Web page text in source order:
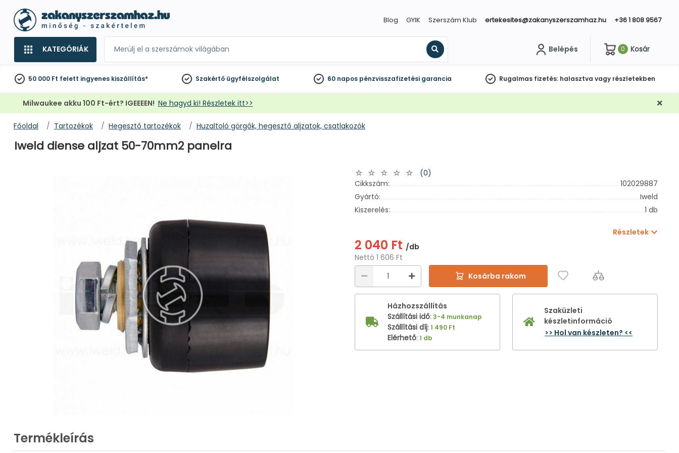
Blog GYIK Szerszám Klub ertekesites@zakanyszerszamhaz.hu +36 1 808 9567
KATEGÓRIÁK
Keresés
Belépés 0 Kosár
50 000 Ft felett ingyenes kiszállítás* Szakértő ügyfélszolgálat 60 napos pénzvisszafizetési garancia Rugalmas fizetés: halasztva vagy részletekben
Milwaukee akku 100 Ft-ért? IGEEEEN! Ne hagyd ki! Részletek itt>>
Főoldal Tartozékok Hegesztő tartozékok Huzaltoló görgők, hegesztő aljzatok, csatlakozók
Iweld diense aljzat 50-70mm2 panelra
(0)
Cikkszám:
102029887
Gyártó:
Iweld
Kiszerelés:
1 db
Részletek
2 040 Ft /db
Nettó 1 606 Ft
Kosárba rakom
Házhozszállítás
Szállítási idő:3-4 munkanap
Szállítási díj:1 490 Ft
Elérhető:1 db
Szaküzleti
készletinformáció
>> Hol van készleten? <<
Termékleírás